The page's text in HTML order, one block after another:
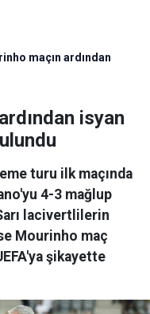
maçın ardından
isyan
turu ilk maçında
4-3 mağlup
lacivertlilerin
Mourinho maç
şikayette